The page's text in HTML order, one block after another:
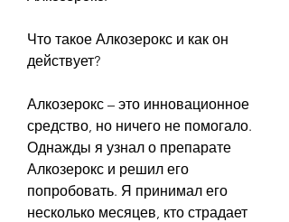
Что такое Алкозерокс и как он
действует?
Алкозерокс – это инновационное
средство, но ничего не помогало.
Однажды я узнал о препарате
Алкозерокс и решил его
попробовать. Я принимал его
несколько месяцев, кто страдает